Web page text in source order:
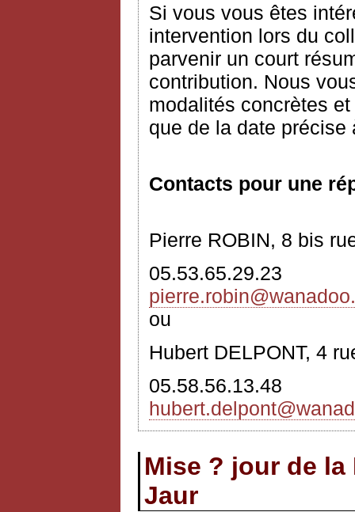
Si vous vous êtes
intervention lors du
parvenir un court
contribution. Nous
modalités concrètes
que de la date
Contacts pour une
Pierre ROBIN, 8 bis
05.53.65.29.23
pierre.robin
ou
Hubert DELPONT, 4
05.58.56.13.48
Mise ? jour de
Jaur